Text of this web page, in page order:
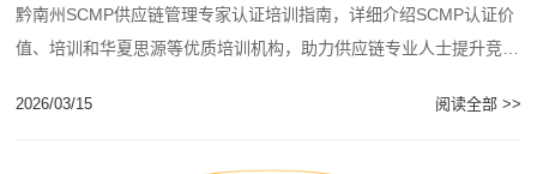
黔南州SCMP供应链管理专家认证培训指南，详细介绍SCMP认证价
值、培训和华夏思源等优质培训机构，助力供应链专业人士提升竞争
2026/03/15 阅读全部 >>